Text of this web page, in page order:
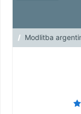
Modlitba